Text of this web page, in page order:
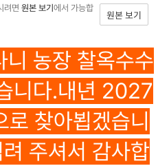
려면원본 보기에서 가능합
원본 보기
농장 찰옥수수
니다.내년 2027
찾아뵙겠습니
주셔서 감사합